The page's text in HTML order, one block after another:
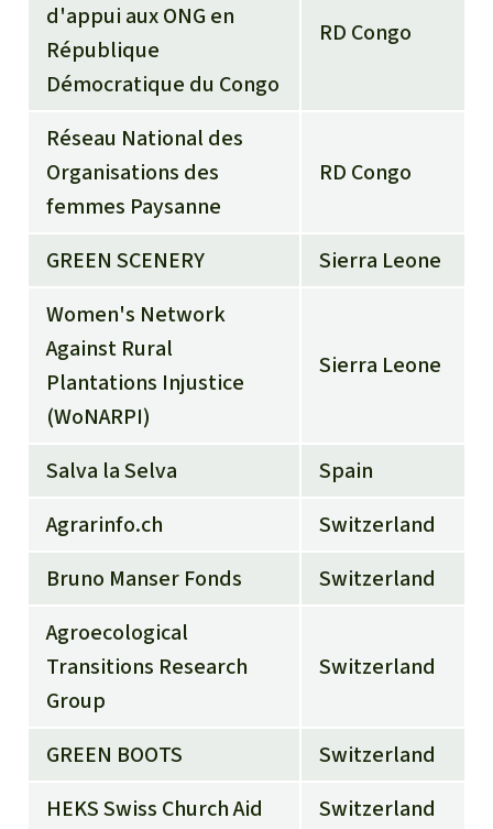
d'appui aux ONG en
République
Démocratique du Congo
RD Congo
Réseau National des
Organisations des
femmes Paysanne
RD Congo
GREEN SCENERY
Sierra Leone
Women's Network
Against Rural
Plantations Injustice
(WoNARPI)
Sierra Leone
Salva la Selva
Spain
Agrarinfo.ch
Switzerland
Bruno Manser Fonds
Switzerland
Agroecological
Transitions Research
Group
Switzerland
GREEN BOOTS
Switzerland
HEKS Swiss Church Aid
Switzerland